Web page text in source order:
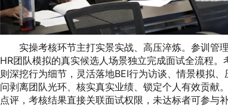
实操考核环节主打实景实战、高压淬炼。参训管
HR团队模拟的真实候选人场景独立完成面试全流程
则深挖行为细节，灵活落地BEI行为访谈、情景模拟
问剥离团队光环、核实真实业绩、锁定个人有效贡献
点评，考核结果直接关联面试权限，未达标者可参与